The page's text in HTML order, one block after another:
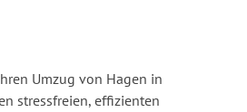
Umzug von Hagen in
stressfreien, effizienten